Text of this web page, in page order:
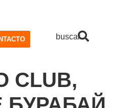
buscar
CLUB,